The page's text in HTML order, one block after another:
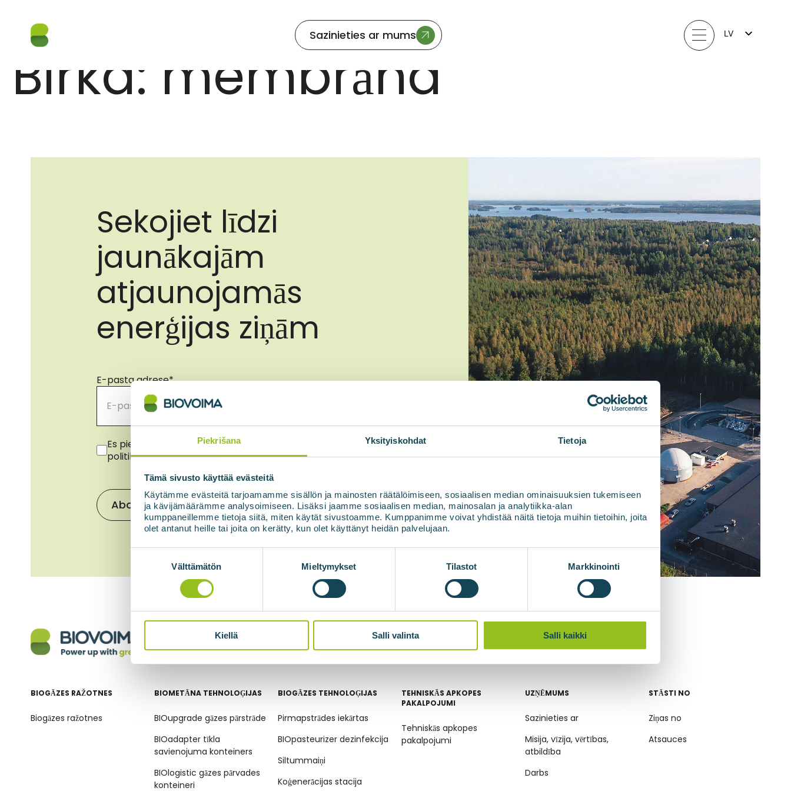
Piekrišana Yksityiskohdat Tietoja
Tämä sivusto käyttää evästeitä
Käytämme evästeitä tarjoamamme sisällön ja mainosten räätälöimiseen, sosiaalisen median ominaisuuksien tukemiseen
ja kävijämäärämme analysoimiseen. Lisäksi jaamme sosiaalisen median, mainosalan ja analytiikka-alan
kumppaneillemme tietoja siitä, miten käytät sivustoamme. Kumppanimme voivat yhdistää näitä tietoja muihin tietoihin, joita
olet antanut heille tai joita on kerätty, kun olet käyttänyt heidän palvelujaan.
Välttämätön Mieltymykset Tilastot Markkinointi
Kiellä Salli valinta Salli kaikki
Sazinieties ar mums
LV
Birka: membrāna
Sekojiet līdzi
jaunākajām
atjaunojamās
enerģijas ziņām
E-pasta adrese*
Piekrišana
Es piekrītu savu datu izmantošanai saskaņā ar konfidencialitātes
politiku.*
Abonēt jaunumus
BIOGĀZES RAŽOTNES
Biogāzes ražotnes
BIOMETĀNA TEHNOLOĢIJAS
BIOupgrade gāzes pārstrāde
BIOadapter tīkla
savienojuma konteiners
BIOlogistic gāzes pārvades
konteineri
BIOGĀZES TEHNOLOĢIJAS
Pirmapstrādes iekārtas
BIOpasteurizer dezinfekcija
Siltummaiņi
Koģenerācijas stacija
TEHNISKĀS APKOPES
PAKALPOJUMI
Tehniskās apkopes
pakalpojumi
UZŅĒMUMS
Sazinieties ar
Misija, vīzija, vērtības,
atbildība
Darbs
STĀSTI NO
Ziņas no
Atsauces